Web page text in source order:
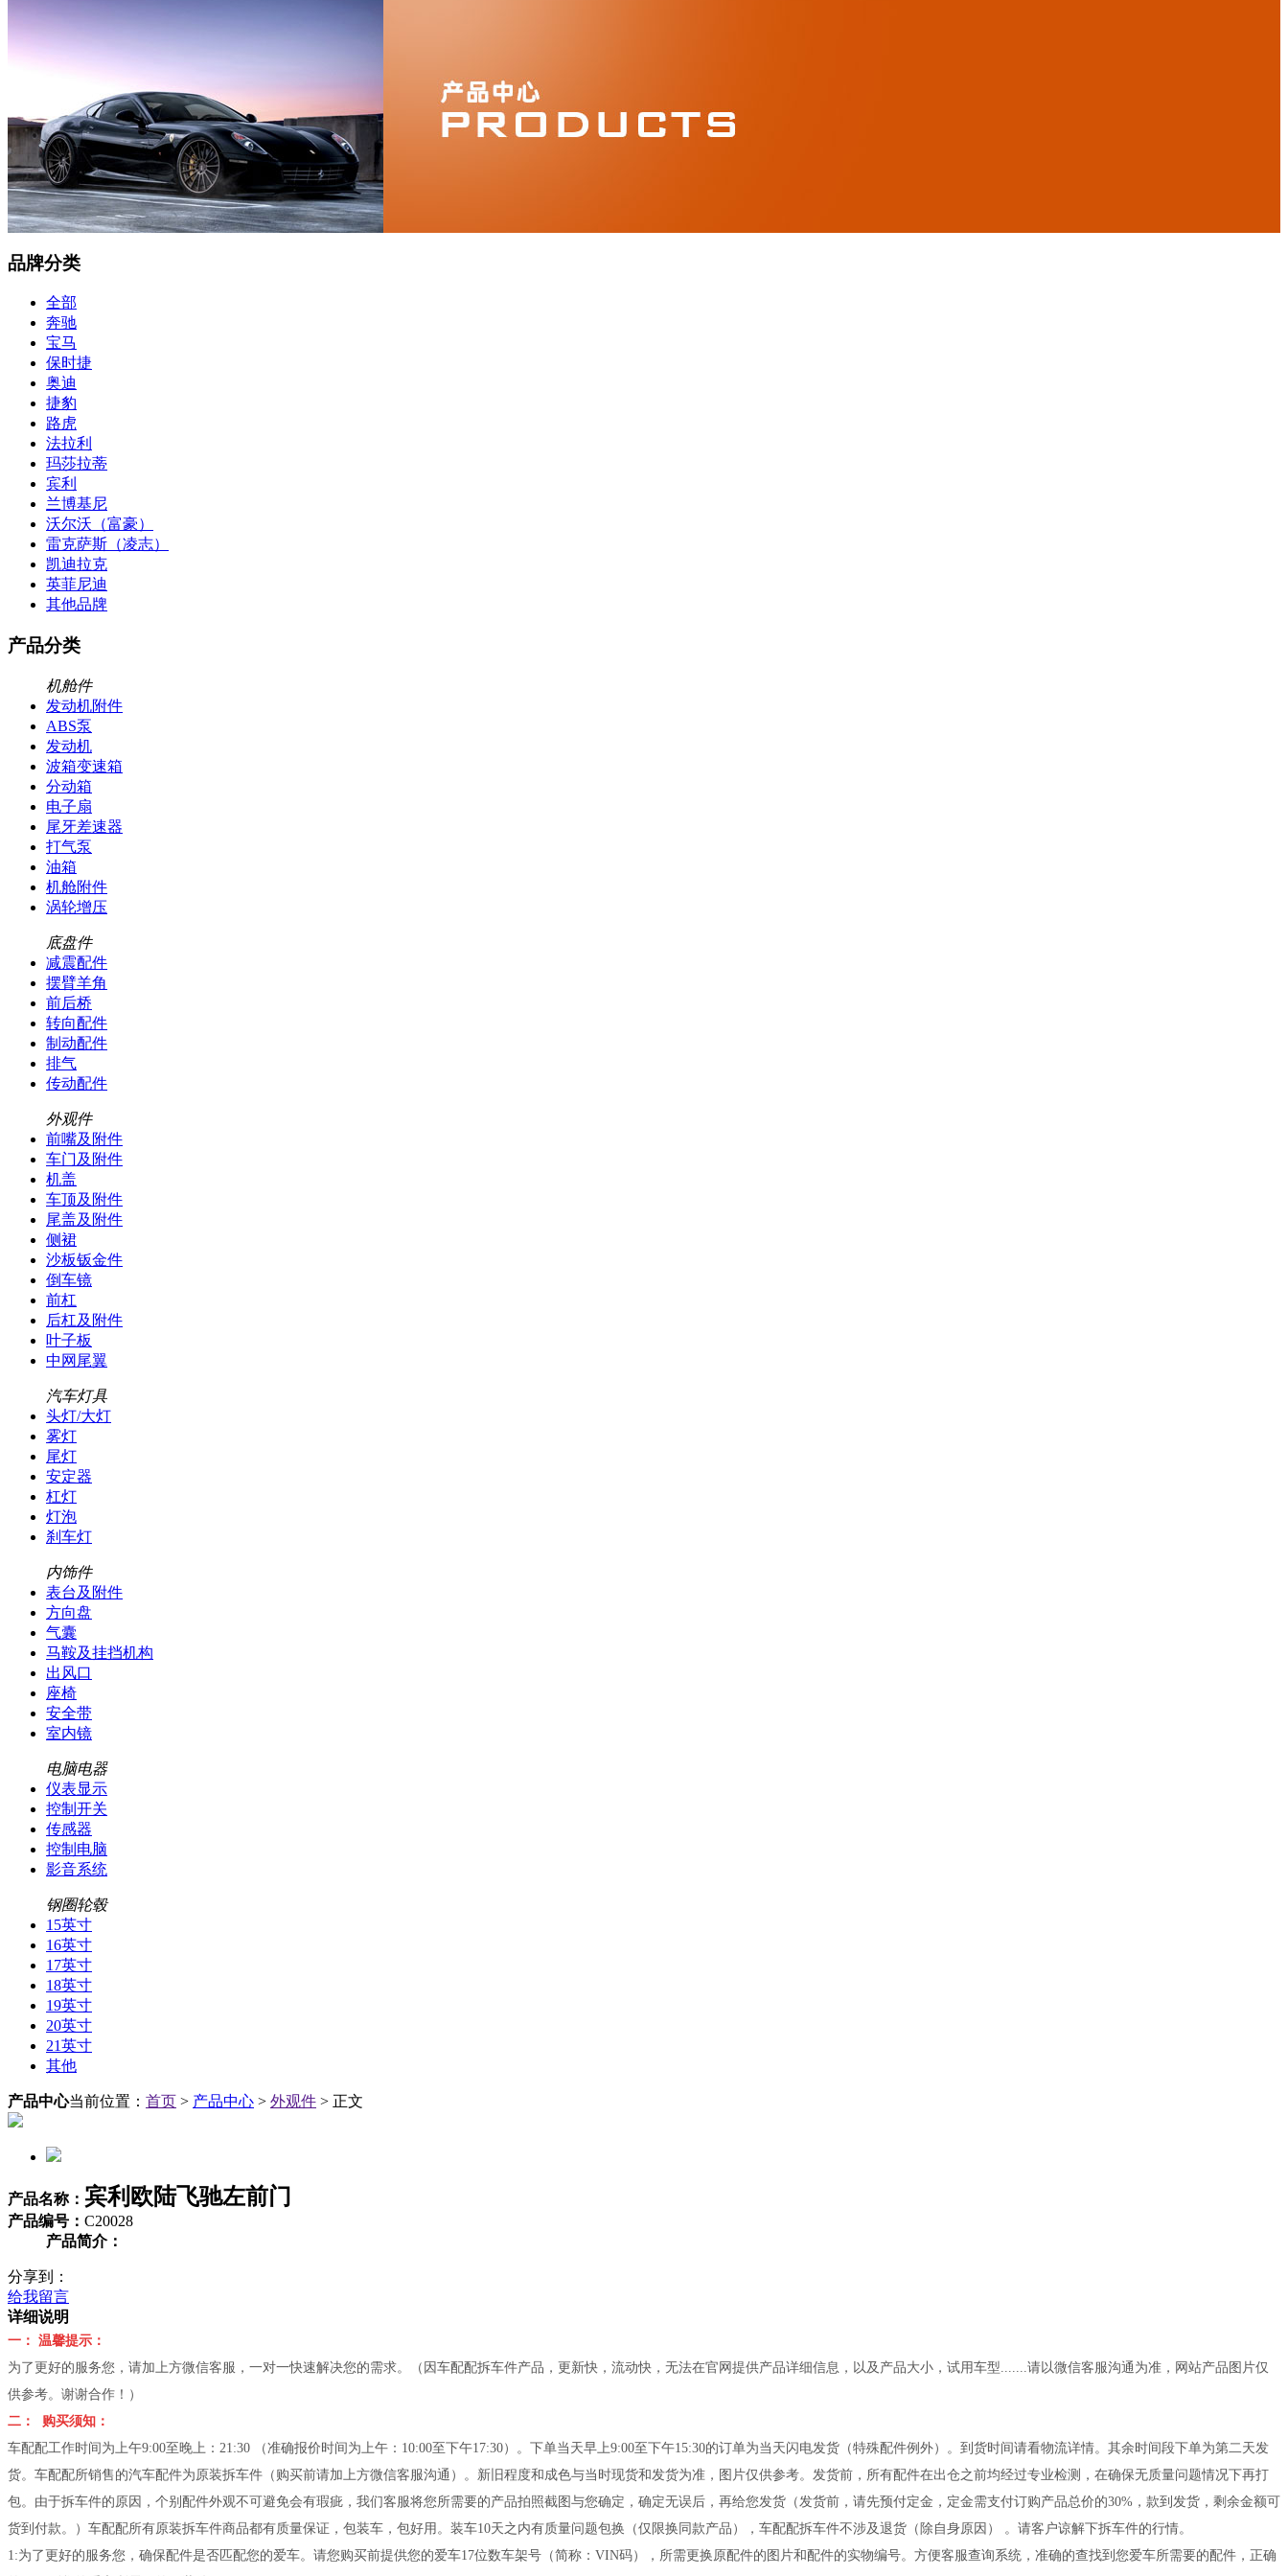
品牌分类
全部
奔驰
宝马
保时捷
奥迪
捷豹
路虎
法拉利
玛莎拉蒂
宾利
兰博基尼
沃尔沃（富豪）
雷克萨斯（凌志）
凯迪拉克
英菲尼迪
其他品牌
产品分类
机舱件
发动机附件
ABS泵
发动机
波箱变速箱
分动箱
电子扇
尾牙差速器
打气泵
油箱
机舱附件
涡轮增压
底盘件
减震配件
摆臂羊角
前后桥
转向配件
制动配件
排气
传动配件
外观件
前嘴及附件
车门及附件
机盖
车顶及附件
尾盖及附件
侧裙
沙板钣金件
倒车镜
前杠
后杠及附件
叶子板
中网尾翼
汽车灯具
头灯/大灯
雾灯
尾灯
安定器
杠灯
灯泡
刹车灯
内饰件
表台及附件
方向盘
气囊
马鞍及挂挡机构
出风口
座椅
安全带
室内镜
电脑电器
仪表显示
控制开关
传感器
控制电脑
影音系统
钢圈轮毂
15英寸
16英寸
17英寸
18英寸
19英寸
20英寸
21英寸
其他
产品中心当前位置： 首页 > 产品中心 > 外观件 > 正文
产品名称： 宾利欧陆飞驰左前门
产品编号： C20028
产品简介：
分享到：
给我留言
详细说明
一： 温馨提示：
为了更好的服务您，请加上方微信客服，一对一快速解决您的需求。（因车配配拆车件产品，更新快，流动快，无法在官网提供产品详细信息，以及产品大小，试用车型.......请以微信客服沟通为准，网站产品图片仅
供参考。谢谢合作！）
二： 购买须知：
车配配工作时间为上午9:00至晚上：21:30 （准确报价时间为上午：10:00至下午17:30）。下单当天早上9:00至下午15:30的订单为当天闪电发货（特殊配件例外）。到货时间请看物流详情。其余时间段下单为第二天发
货。车配配所销售的汽车配件为原装拆车件（购买前请加上方微信客服沟通）。新旧程度和成色与当时现货和发货为准，图片仅供参考。发货前，所有配件在出仓之前均经过专业检测，在确保无质量问题情况下再打
包。由于拆车件的原因，个别配件外观不可避免会有瑕疵，我们客服将您所需要的产品拍照截图与您确定，确定无误后，再给您发货（发货前，请先预付定金，定金需支付订购产品总价的30%，款到发货，剩余金额可
货到付款。）车配配所有原装拆车件商品都有质量保证，包装车，包好用。装车10天之内有质量问题包换（仅限换同款产品），车配配拆车件不涉及退货（除自身原因） 。请客户谅解下拆车件的行情。
1:为了更好的服务您，确保配件是否匹配您的爱车。请您购买前提供您的爱车17位数车架号（简称：VIN码），所需更换原配件的图片和配件的实物编号。方便客服查询系统，准确的查找到您爱车所需要的配件，正确